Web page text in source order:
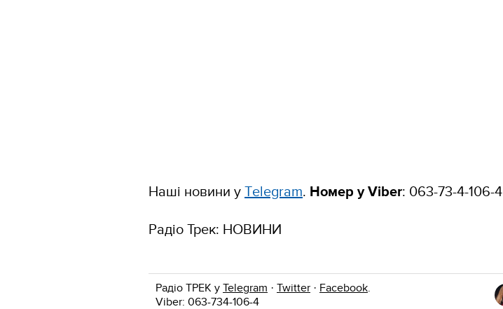
Наші новини у Тelegram. Номер у Viber: 063-73-4-106-4
Радіо Трек: НОВИНИ
Радіо ТРЕК у Telegram · Twitter · Facebook.
Viber: 063-734-106-4